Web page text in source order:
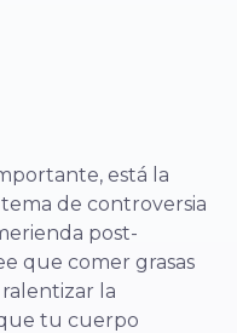
está la
tema de controversia
post-
que comer grasas
la
tu cuerpo